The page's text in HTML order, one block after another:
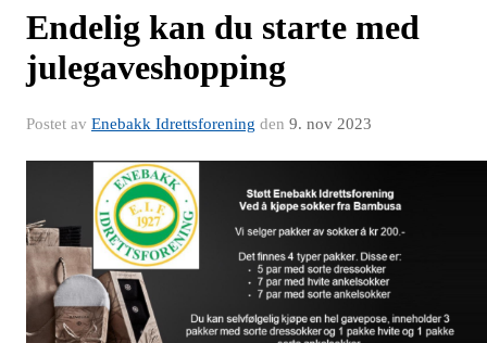
Endelig kan du starte med
julegaveshopping
Postet av Enebakk Idrettsforening den 9. nov 2023